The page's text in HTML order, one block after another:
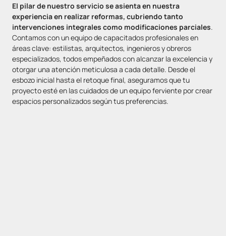
El pilar de nuestro servicio se asienta en nuestra
experiencia en realizar reformas, cubriendo tanto
intervenciones integrales como modificaciones parciales.
Contamos con un equipo de capacitados profesionales en
áreas clave: estilistas, arquitectos, ingenieros y obreros
especializados, todos empeñados con alcanzar la excelencia y
otorgar una atención meticulosa a cada detalle. Desde el
esbozo inicial hasta el retoque final, aseguramos que tu
proyecto esté en las cuidados de un equipo ferviente por crear
espacios personalizados según tus preferencias.